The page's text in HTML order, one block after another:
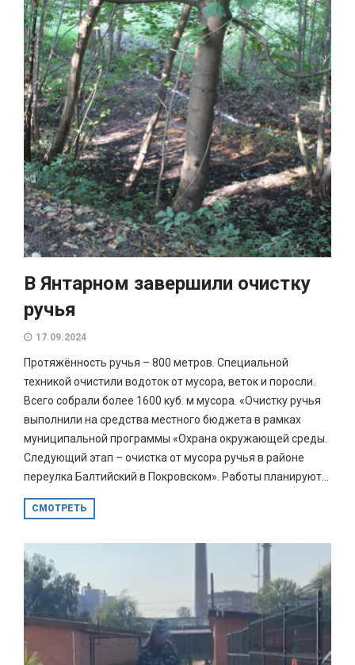
В Янтарном завершили очистку
ручья
17.09.2024
Протяжённость ручья – 800 метров. Специальной
техникой очистили водоток от мусора, веток и поросли.
Всего собрали более 1600 куб. м мусора. «Очистку ручья
выполнили на средства местного бюджета в рамках
муниципальной программы «Охрана окружающей среды.
Следующий этап – очистка от мусора ручья в районе
переулка Балтийский в Покровском». Работы планируют...
СМОТРЕТЬ